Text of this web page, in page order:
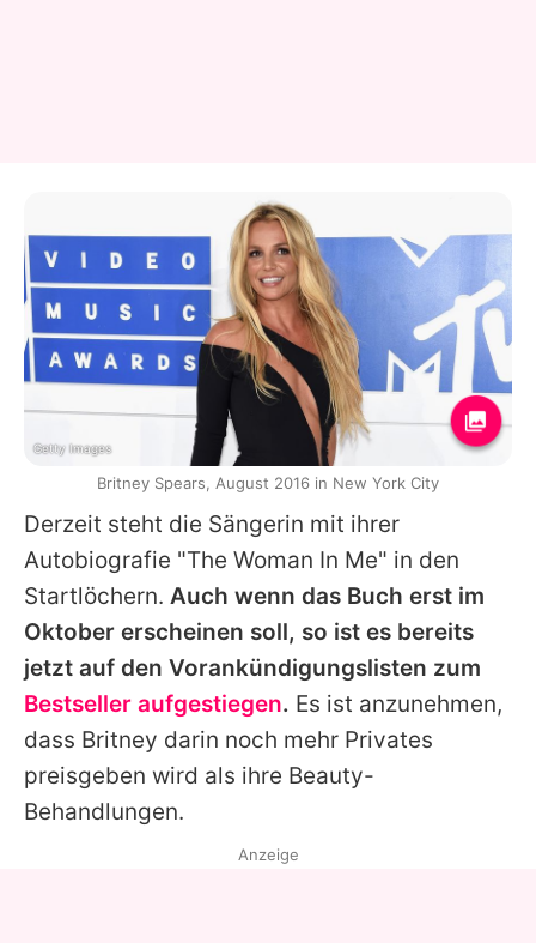
Derzeit steht die Sängerin mit ihrer
Autobiografie "The Woman In Me" in den
Startlöchern. Auch wenn das Buch erst im
Oktober erscheinen soll, so ist es bereits
jetzt auf den Vorankündigungslisten zum
Bestseller aufgestiegen. Es ist anzunehmen,
dass Britney darin noch mehr Privates
preisgeben wird als ihre Beauty-
Behandlungen.
Getty Images
Britney Spears, August 2016 in New York City
Anzeige